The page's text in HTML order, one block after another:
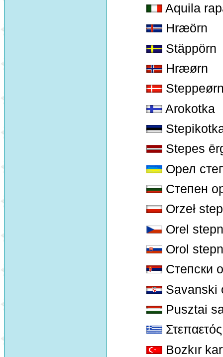
Aquila
Hræörn
Stäppörn
Hræørn
Arokotka
Stepes
Орел
Степен
Orzeł
Orel
Orol
Степски
Savanski
Pusztai
Στεπαετός
Bozkır